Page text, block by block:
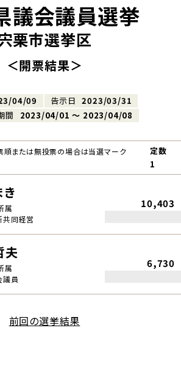
議会議員選挙
栗市選挙区
＜開票結果＞
04/09 告示日
2023/03/31
間
2023/04/01 〜 2023/04/08
順または無投票の場合は当選マーク
定数
1
属
共同経営
10,403
夫
属
議員
6,730
前回の選挙結果